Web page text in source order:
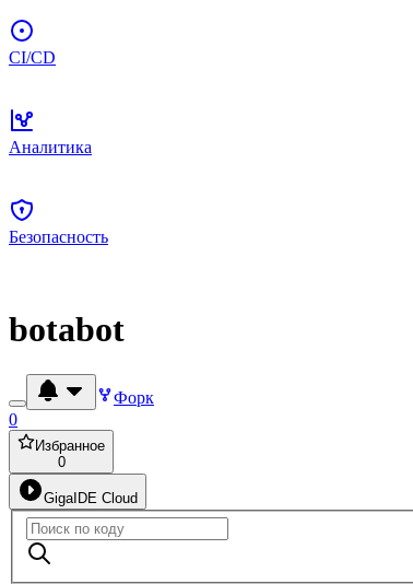
CI/CD
Аналитика
Безопасность
botabot
Форк
0
Избранное
0
GigaIDE Cloud